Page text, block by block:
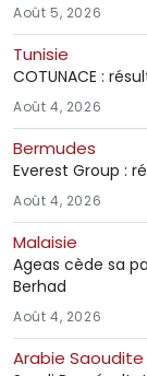
Août 5, 2026
Tunisie
COTUNACE :
Août 4, 2026
Bermudes
Everest Group :
Août 4, 2026
Malaisie
Ageas cède sa
Berhad
Août 4, 2026
Arabie Saoudite